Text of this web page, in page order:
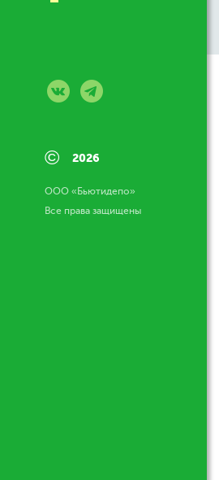
© 2026
ООО «Бьютидепо»
Все права защищены